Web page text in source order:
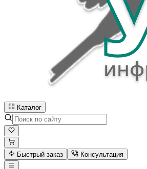
Каталог
Быстрый заказ Консультация